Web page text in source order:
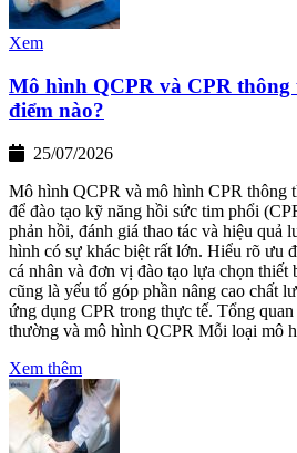
Xem
Mô hình QCPR và CPR
điểm nào?
25/07/2026
Mô hình QCPR và mô hình CPR thông
để đào tạo kỹ năng hồi sức tim phổi
phản hồi, đánh giá thao tác và hiệu quả
hình có sự khác biệt rất lớn. Hiểu rõ ưu
cá nhân và đơn vị đào tạo lựa chọn
cũng là yếu tố góp phần nâng cao chất
ứng dụng CPR trong thực tế. Tổng
thường và mô hình QCPR Mỗi loại mô
Xem thêm